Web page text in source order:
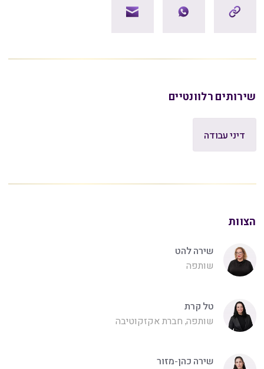
שירותים רלוונטיים
דיני עבודה
הצוות
שירה להט
שותפה
טל קרת
שותפה, חברת אקזקוטיבה
שירה כהן-מזור